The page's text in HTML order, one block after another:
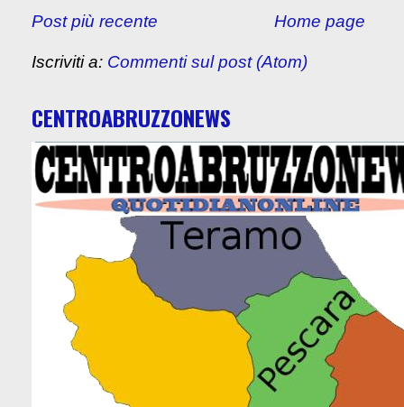
Post più recente Home page
Iscriviti a: Commenti sul post (Atom)
CENTROABRUZZONEWS